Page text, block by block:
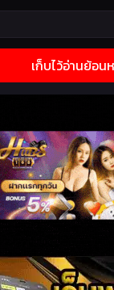
เก็บไว้อ่านย้อน